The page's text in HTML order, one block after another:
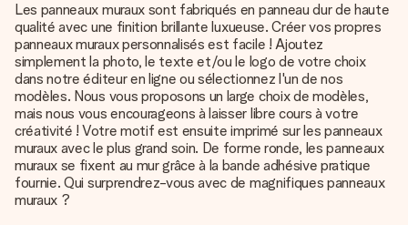
Les panneaux muraux sont fabriqués en panneau dur de haute
qualité avec une finition brillante luxueuse. Créer vos propres
panneaux muraux personnalisés est facile ! Ajoutez
simplement la photo, le texte et/ou le logo de votre choix
dans notre éditeur en ligne ou sélectionnez l'un de nos
modèles. Nous vous proposons un large choix de modèles,
mais nous vous encourageons à laisser libre cours à votre
créativité ! Votre motif est ensuite imprimé sur les panneaux
muraux avec le plus grand soin. De forme ronde, les panneaux
muraux se fixent au mur grâce à la bande adhésive pratique
fournie. Qui surprendrez-vous avec de magnifiques panneaux
muraux ?